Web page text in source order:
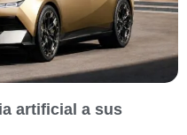
artificial a sus